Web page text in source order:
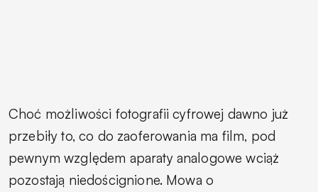
Choć możliwości fotografii cyfrowej dawno już
przebiły to, co do zaoferowania ma film, pod
pewnym względem aparaty analogowe wciąż
pozostają niedoścignione. Mowa o